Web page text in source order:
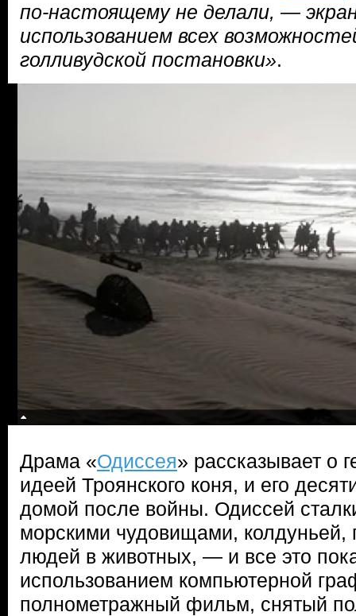
по-настоящему не делали, —
использованием всех
голливудской постановки».
Драма «Одиссея» рассказывает о
идеей Троянского коня, и его
домой после войны. Одиссей
морскими чудовищами,
людей в животных, — и все это
использованием компьютерной
полнометражный фильм, снятый